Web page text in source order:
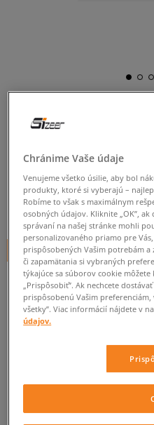
LACOSTE STRAIGHTSET
dámske, lacoste
0.0( 0)
84,95€cena s DPH
+ 85 BODOV VSIZEERCLUBE
Informujte ma o
Ak bude položka opäť dostupná,
ZISTIŤ DOSTUPNOSŤ V
Chránime Vaše údaje
Venujeme všetko úsilie, aby bol
produkty, ktoré si vyberajú –
Robíme to však s maximálnym
osobných údajov. Kliknite „OK”,
správaní na našej stránke mohli
personalizovaného priamo pre
prispôsobených Vašim potrebám
či zapamätania si vybraných
týkajúce sa súborov cookie
„Prispôsobiť”. Ak nechcete
prispôsobenú Vašim
všetky”. Viac informácií nájdete v
údajov.